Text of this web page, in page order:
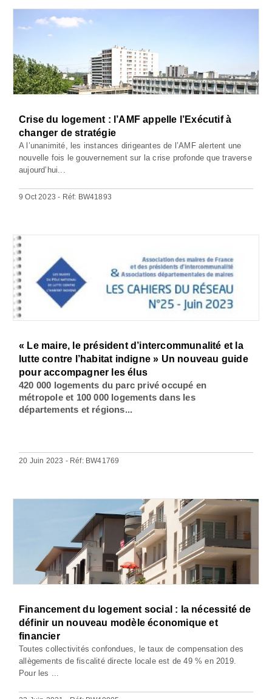
Crise du logement : l’AMF appelle l’Exécutif à
changer de stratégie
A l’unanimité, les instances dirigeantes de l’AMF alertent une
nouvelle fois le gouvernement sur la crise profonde que traverse
aujourd’hui...
9 Oct 2023 - Réf: BW41893
« Le maire, le président d’intercommunalité et la
lutte contre l’habitat indigne » Un nouveau guide
pour accompagner les élus
420 000 logements du parc privé occupé en
métropole et 100 000 logements dans les
départements et régions...
20 Juin 2023 - Réf: BW41769
Financement du logement social : la nécessité de
définir un nouveau modèle économique et
financier
Toutes collectivités confondues, le taux de compensation des
allègements de fiscalité directe locale est de 49 % en 2019.
Pour les ...